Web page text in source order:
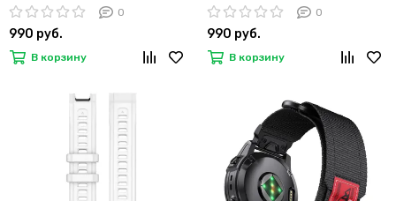
мм оригинальное крепление
(Графитовый)
0
990 руб.
В корзину
мм оригинальное крепление
(Тропик)
0
990 руб.
В корзину